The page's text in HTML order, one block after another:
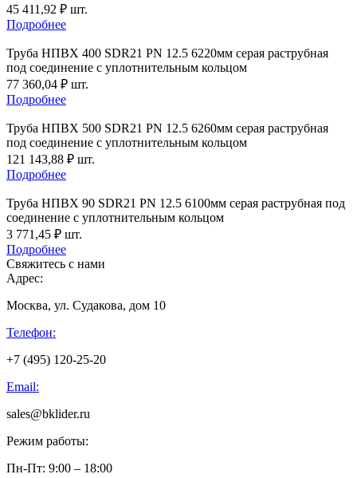
45 411,92 ₽ шт.
Подробнее
Труба НПВХ 400 SDR21 PN 12.5 6220мм серая раструбная
под соединение с уплотнительным кольцом
77 360,04 ₽ шт.
Подробнее
Труба НПВХ 500 SDR21 PN 12.5 6260мм серая раструбная
под соединение с уплотнительным кольцом
121 143,88 ₽ шт.
Подробнее
Труба НПВХ 90 SDR21 PN 12.5 6100мм серая раструбная под
соединение с уплотнительным кольцом
3 771,45 ₽ шт.
Подробнее
Свяжитесь с нами
Адрес:
Москва, ул. Судакова, дом 10
Телефон:
+7 (495) 120-25-20
Email:
sales@bklider.ru
Режим работы:
Пн-Пт: 9:00 – 18:00